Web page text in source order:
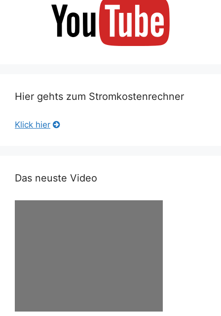
Hier gehts zum Stromkostenrechner
Klick hier
Das neuste Video